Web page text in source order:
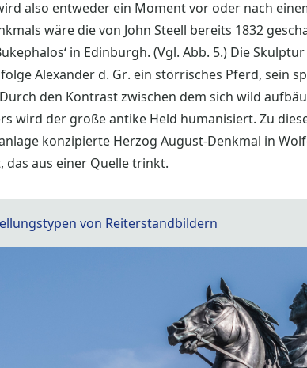
also entweder ein Moment vor oder nach
wäre die von John Steell bereits 1832
in Edinburgh. (Vgl. Abb. 5.) Die
Alexander d. Gr. ein störrisches Pferd, sein
den Kontrast zwischen dem sich wild
wird der große antike Held humanisiert. Zu
konzipierte Herzog August-Denkmal in
das aus einer Quelle trinkt.
von Reiterstandbildern